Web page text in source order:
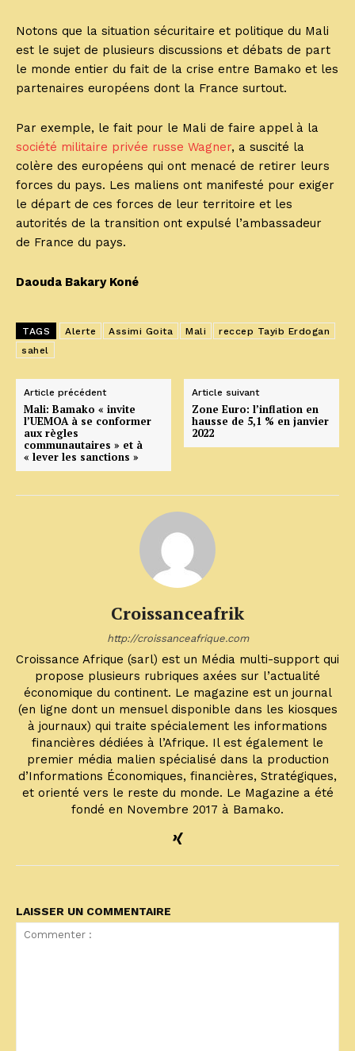
Notons que la situation sécuritaire et politique du Mali
est le sujet de plusieurs discussions et débats de part
le monde entier du fait de la crise entre Bamako et les
partenaires européens dont la France surtout.
Par exemple, le fait pour le Mali de faire appel à la
société militaire privée russe Wagner, a suscité la
colère des européens qui ont menacé de retirer leurs
forces du pays. Les maliens ont manifesté pour exiger
le départ de ces forces de leur territoire et les
autorités de la transition ont expulsé l’ambassadeur
de France du pays.
Daouda Bakary Koné
TAGS Alerte Assimi Goita Mali
reccep Tayib Erdogan
sahel
Article précédent
Mali: Bamako « invite
l’UEMOA à se conformer
aux règles
communautaires » et à
« lever les sanctions »
Article suivant
Zone Euro: l’inflation en
hausse de 5,1 % en janvier
2022
Croissanceafrik
http://croissanceafrique.com
Croissance Afrique (sarl) est un Média multi-support qui
propose plusieurs rubriques axées sur l’actualité
économique du continent. Le magazine est un journal
(en ligne dont un mensuel disponible dans les kiosques
à journaux) qui traite spécialement les informations
financières dédiées à l’Afrique. Il est également le
premier média malien spécialisé dans la production
d’Informations Économiques, financières, Stratégiques,
et orienté vers le reste du monde. Le Magazine a été
fondé en Novembre 2017 à Bamako.
LAISSER UN COMMENTAIRE